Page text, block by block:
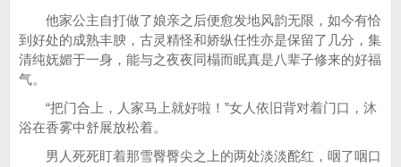
他家公主自打做了娘亲之后便愈发地风韵无限，如今有恰
到好处的成熟丰腴，古灵精怪和娇纵任性亦是保留了几分，集
清纯妩媚于一身，能与之夜夜同榻而眠真是八辈子修来的好福
气。
“把门合上，人家马上就好啦！”女人依旧背对着门口，沐
浴在香雾中舒展放松着。
男人死死盯着那雪臀臀尖之上的两处淡淡酡红，咽了咽口